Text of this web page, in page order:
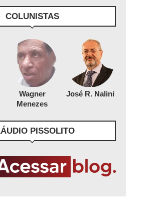
COLUNISTAS
Wagner
Menezes
José R. Nalini
PISSOLITO